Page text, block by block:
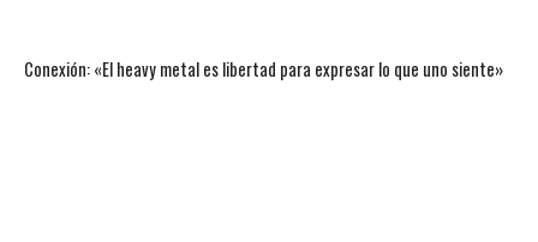
Conexión: «El heavy metal es libertad para expresar lo que uno siente»